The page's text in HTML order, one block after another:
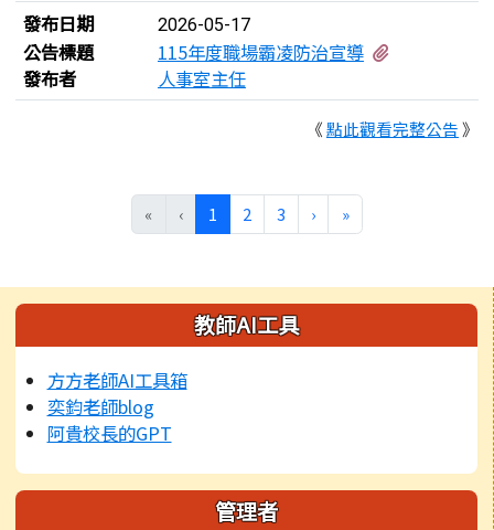
發布日期
2026-05-17
公告標題 115年度職場霸凌防治宣導
發布者
人事室主任
《點此觀看完整公告》
« ‹ 1 (目前頁次)
2 3 ›下一頁
»最後頁
左邊區域內容 教師AI工具
方方老師AI工具箱
奕鈞老師blog
阿貴校長的GPT
管理者